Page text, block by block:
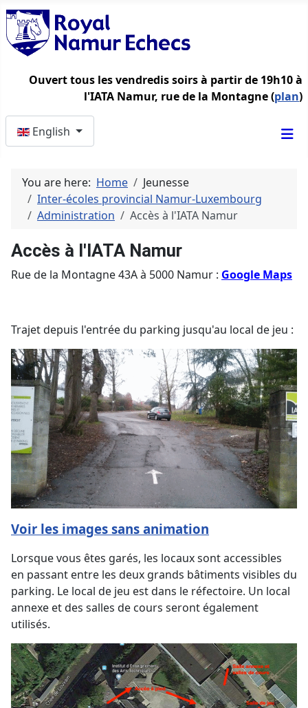
Ouvert tous les vendredis soirs à partir de 19h10 à
l'IATA Namur, rue de la Montagne (plan)
English
You are here: Home
Jeunesse
Inter-écoles provincial Namur-Luxembourg
Administration
Accès à l'IATA Namur
Accès à l'IATA Namur
Rue de la Montagne 43A à 5000 Namur : Google Maps
Trajet depuis l'entrée du parking jusqu'au local de jeu :
Voir les images sans animation
Lorsque vous êtes garés, les locaux sont accessibles
en passant entre les deux grands bâtiments visibles du
parking. Le local de jeu est dans le réfectoire. Un local
annexe et des salles de cours seront également
utilisés.